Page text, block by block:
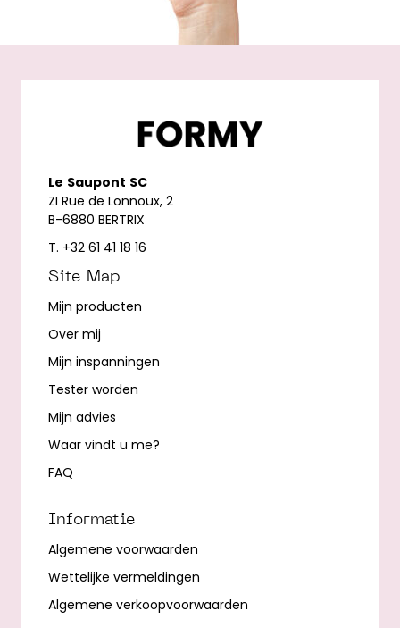
Le Saupont SC
ZI Rue de Lonnoux, 2
B-6880 BERTRIX
T. +32 61 41 18 16
Site Map
Mijn producten
Over mij
Mijn inspanningen
Tester worden
Mijn advies
Waar vindt u me?
FAQ
Informatie
Algemene voorwaarden
Wettelijke vermeldingen
Algemene verkoopvoorwaarden